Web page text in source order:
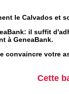
le Calvados et
il suffit
à GeneaBank.
convaincre votre
Cette